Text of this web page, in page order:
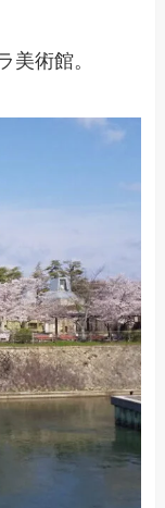
美術館。